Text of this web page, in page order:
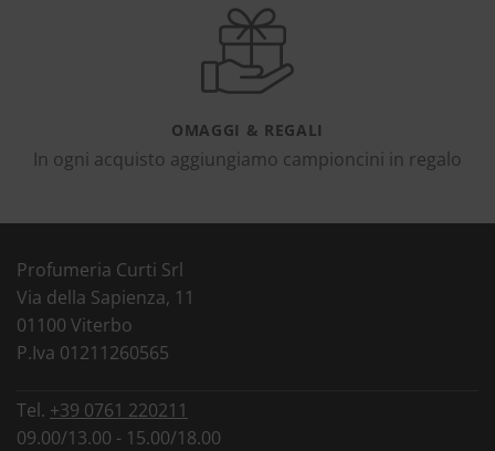
OMAGGI & REGALI
In ogni acquisto aggiungiamo campioncini in regalo
Profumeria Curti Srl
Via della Sapienza, 11
01100 Viterbo
P.Iva 01211260565
Tel. +39 0761 220211
09.00/13.00 - 15.00/18.00